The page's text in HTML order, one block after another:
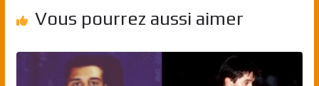
Vous pourrez aussi aimer